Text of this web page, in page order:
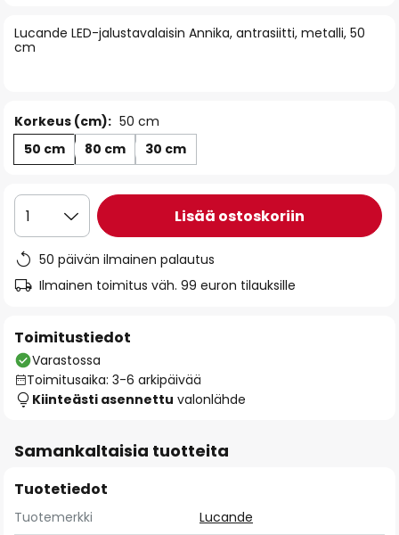
the
images
Lucande LED-jalustavalaisin Annika, antrasiitti, metalli, 50
cm
Korkeus (cm): 50 cm
50 cm
80 cm 30 cm
1 Lisää ostoskoriin
50 päivän ilmainen palautus
Ilmainen toimitus väh. 99 euron tilauksille
Toimitustiedot
Varastossa
Toimitusaika: 3-6 arkipäivää
Kiinteästi asennettu valonlähde
Samankaltaisia tuotteita
Tuotetiedot
Tuotemerkki
Lucande